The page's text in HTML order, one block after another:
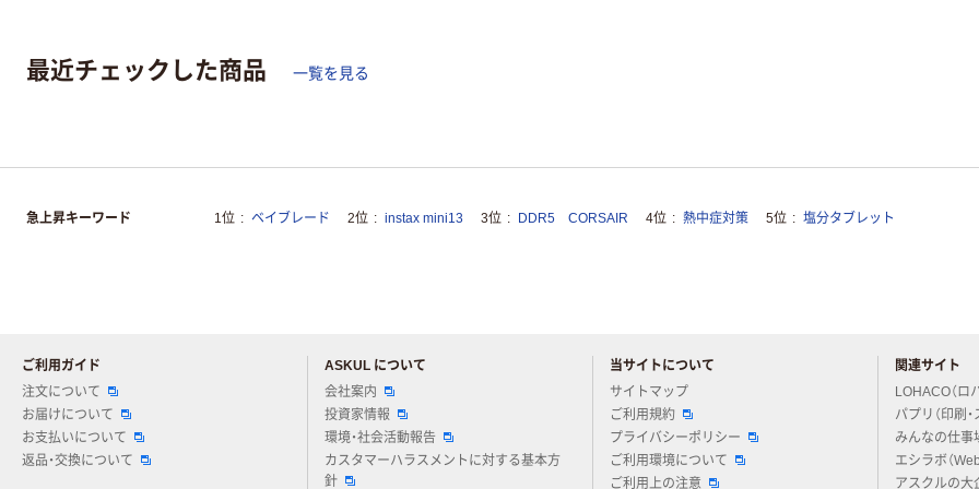
最近チェックした商品 一覧を見る
急上昇キーワード 1位 ベイブレード 2位 instax mini13 3位 DDR5 CORSAIR 4位 熱中症対策 5位 塩分タブレット
ご利用ガイド
注文について
お届けについて
お支払いについて
返品・交換について
ASKUL について
会社案内
投資家情報
環境・社会活動報告
カスタマーハラスメントに対する基本方
針
当サイトについて
サイトマップ
ご利用規約
プライバシーポリシー
ご利用環境について
ご利用上の注意
関連サイト
LOHACO（ロ
パプリ（印刷
みんなの仕事
エシラボ（
アスクルの大